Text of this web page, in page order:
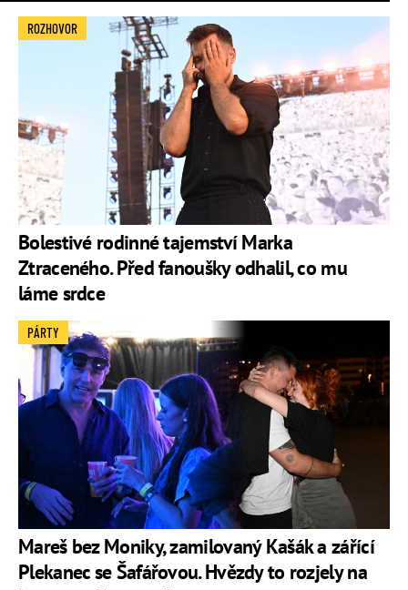
Bolestivé rodinné tajemství Marka
Ztraceného. Před fanoušky odhalil, co mu
láme srdce
ROZHOVOR
Mareš bez Moniky, zamilovaný Kašák a zářící
Plekanec se Šafářovou. Hvězdy to rozjely na
PÁRTY